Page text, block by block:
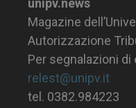
unipv.news
Magazine
Autorizzazione
Per segnalazioni di
relest@unipv.it
tel. 0382.984223